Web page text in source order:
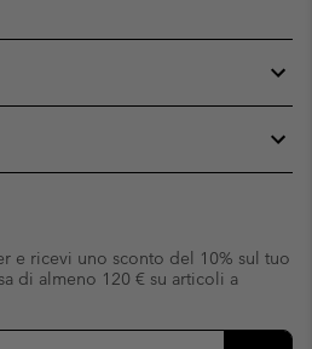
e ricevi uno sconto del 10% sul tuo
di almeno 120 € su articoli a